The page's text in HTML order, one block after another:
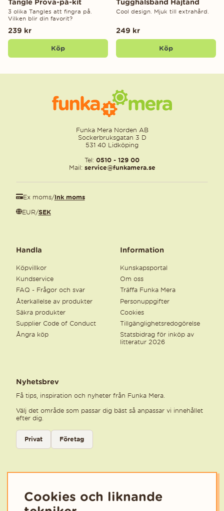
Tangle Prova-på-kit
3 olika Tangles att fingra på.
Vilken blir din favorit?
239 kr
Köp
Tugghalsband Hajtand
Cool design. Mjuk till extrahård.
249 kr
Köp
Funka Mera Norden AB
Sockerbruksgatan 3 D
531 40 Lidköping
Tel: 0510 - 129 00
Mail: service@funkamera.se
Ex moms/Ink moms
EUR/SEK
Handla
Köpvillkor
Kundservice
FAQ - Frågor och svar
Återkallelse av produkter
Säkra produkter
Supplier Code of Conduct
Ångra köp
Information
Kunskapsportal
Om oss
Träffa Funka Mera
Personuppgifter
Cookies
Tillgänglighetsredogörelse
Statsbidrag för inköp av
litteratur 2026
Nyhetsbrev
Få tips, inspiration och nyheter från Funka Mera.
Välj det område som passar dig bäst så anpassar vi innehållet
efter dig.
Välj kategori för nyhetsbrev
Privat
Företag
Cookies och liknande